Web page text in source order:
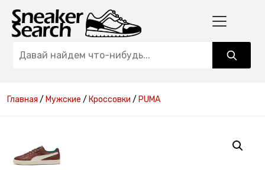
Главная / Мужские / Кроссовки / PUMA